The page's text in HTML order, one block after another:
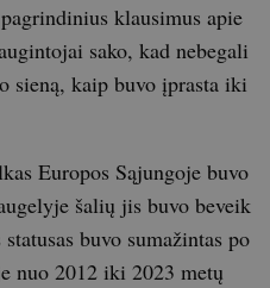
klausimus apie
sako, kad nebegali
sieną, kaip buvo įprasta iki
Europos Sąjungoje buvo
šalių jis buvo beveik
buvo sumažintas po
nuo 2012 iki 2023 metų